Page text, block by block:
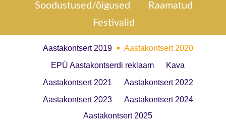
Soodustused/õigused
Raamatud
Festivalid
Aastakontsert 2019
Aastakontsert 2020
EPÜ Aastakontserdi reklaam
Kava
Aastakontsert 2021
Aastakontsert 2022
Aastakontsert 2023
Aastakontsert 2024
Aastakontsert 2025